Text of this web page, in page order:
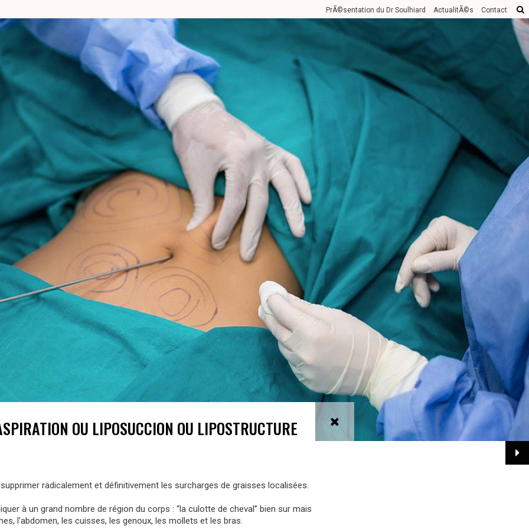
PrÃ©sentation du Dr Soulhiard ActualitÃ©s Contact
LANCER VOTRE RECHERCHE
OU LIPOSUCCION OU LIPOSTRUCTURE
radicalement et définitivement les surcharges de graisses localisées.
à un grand nombre de région du corps : “la culotte de cheval” bien sur mais
l'abdomen, les cuisses, les genoux, les mollets et les bras.